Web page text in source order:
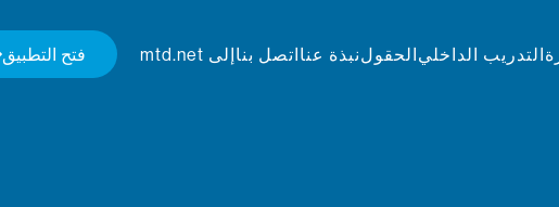
التدريب الداخليالحقولنبذة عنااتصل بناإلى mtd.net فتح التطبيق